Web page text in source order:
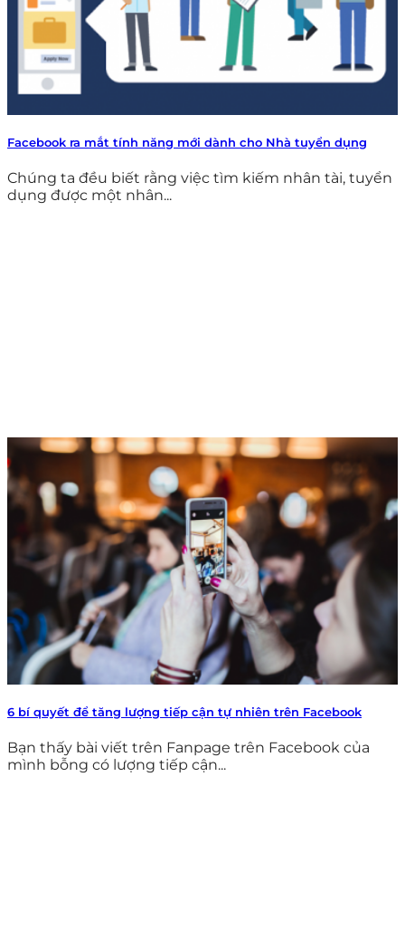
Facebook ra mắt tính năng mới dành cho Nhà tuyển dụng
Chúng ta đều biết rằng việc tìm kiếm nhân tài, tuyển
dụng được một nhân...
6 bí quyết để tăng lượng tiếp cận tự nhiên trên Facebook
Bạn thấy bài viết trên Fanpage trên Facebook của
mình bỗng có lượng tiếp cận...